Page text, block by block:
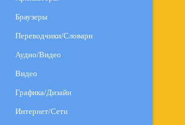
Браузеры
Переводчики/Словари
Аудио/Видео
Видео
Графика/Дизайн
Интернет/Сети